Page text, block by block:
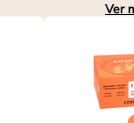
Ver